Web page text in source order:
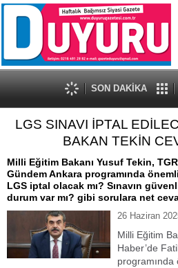
SON DAKİKA
LGS SINAVI İPTAL
BAKAN TEKİN
Milli Eğitim Bakanı Yusuf Tekin,
Gündem Ankara programında
LGS iptal olacak mı? Sınavın
durum var mı? gibi sorulara net
26 Haziran
Milli Eğitim
Haber’de
programında